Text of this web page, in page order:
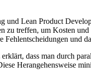
Lean Product
treffen, um Kosten
und
dass man durch
Herangehensweise